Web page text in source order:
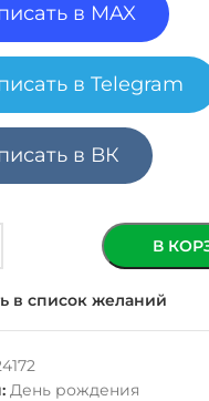
в MAX
в Telegram
в ВК
В
в список желаний
День рождения